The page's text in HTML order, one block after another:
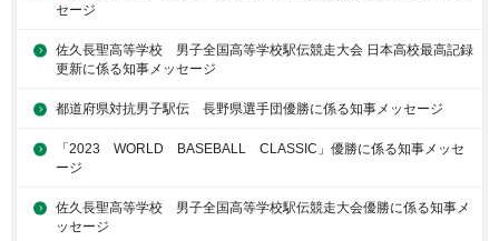
セージ
佐久長聖高等学校 男子全国高等学校駅伝競走大会 日本高校最高記録
更新に係る知事メッセージ
都道府県対抗男子駅伝 長野県選手団優勝に係る知事メッセージ
「2023 WORLD BASEBALL CLASSIC」優勝に係る知事メッセ
ージ
佐久長聖高等学校 男子全国高等学校駅伝競走大会優勝に係る知事メ
ッセージ